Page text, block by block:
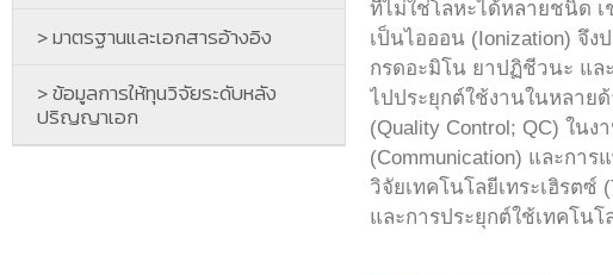
> มาตรฐานและเอกสารอ้างอิง
> ข้อมูลการให้ทุนวิจัยระดับหลัง
ปริญญาเอก
ที่ไม่ใช่โลหะได้หลายชนิด เ
เป็นไอออน (Ionization) จึ
กรดอะมิโน ยาปฏิชีวนะ แล
ไปประยุกต์ใช้งานในหลาย
(Quality Control; QC) ใน
(Communication) และกา
วิจัยเทคโนโลยีเทระเฮิรต
และการประยุกต์ใช้เทคโน